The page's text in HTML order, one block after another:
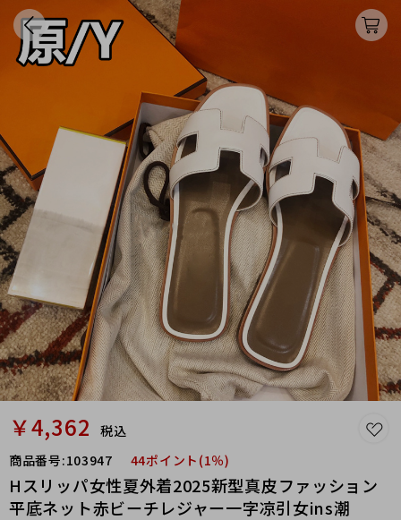
￥4,362
税込
商品番号:103947 44ポイント(1％)
Hスリッパ女性夏外着2025新型真皮ファッション
平底ネット赤ビーチレジャー一字凉引女ins潮